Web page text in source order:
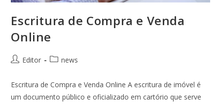
Escritura de Compra e Venda
Online
Editor news
Escritura de Compra e Venda Online A escritura de imóvel é
um documento público e oficializado em cartório que serve